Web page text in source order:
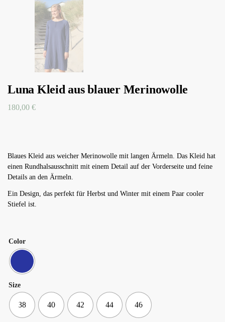
Luna Kleid aus blauer Merinowolle
180,00 €
Blaues Kleid aus weicher Merinowolle mit langen Ärmeln. Das Kleid hat
einen Rundhalsausschnitt mit einem Detail auf der Vorderseite und feine
Details an den Ärmeln.
Ein Design, das perfekt für Herbst und Winter mit einem Paar cooler
Stiefel ist.
Color
Size
38 40 42 44 46